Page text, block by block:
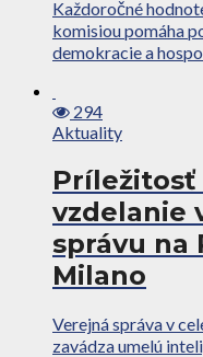
Každoročné
komisiou pomáha
demokracie a
294
Aktuality
Príležitosť
vzdelanie
správu na
Milano
Verejná správa v
zavádza umelú